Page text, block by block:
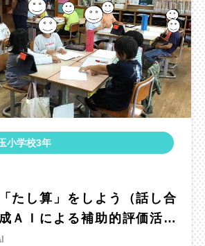
小学校3年
たし算」をしよう（話し合
ＡＩによる補助的評価活用